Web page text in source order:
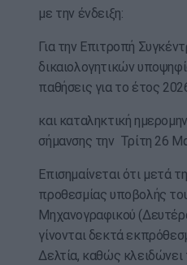
με την ένδειξη:
Για την Επιτροπή
δικαιολογητικών
παθήσεις για το έτος
και καταληκτική
σήμανσης την Τρίτη 26
Επισημαίνεται ότι μετά
προθεσμίας υποβολής
Μηχανογραφικού
γίνονται δεκτά
Δελτία, καθώς κλειδώνει